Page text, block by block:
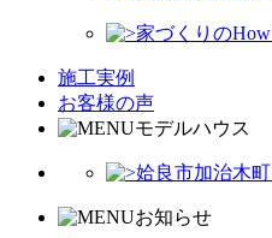
家づくりの
施工実例
お客様の声
モデルハウス
姶良市加治木
お知らせ